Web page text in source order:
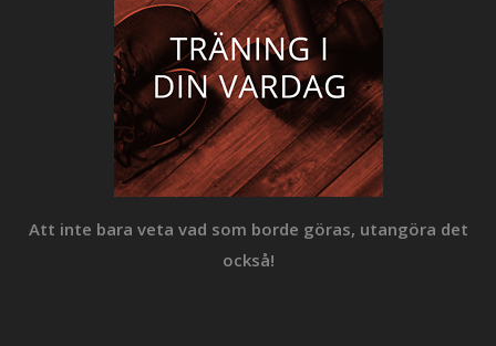
Att inte bara veta vad som borde göras, utangöra det
också!